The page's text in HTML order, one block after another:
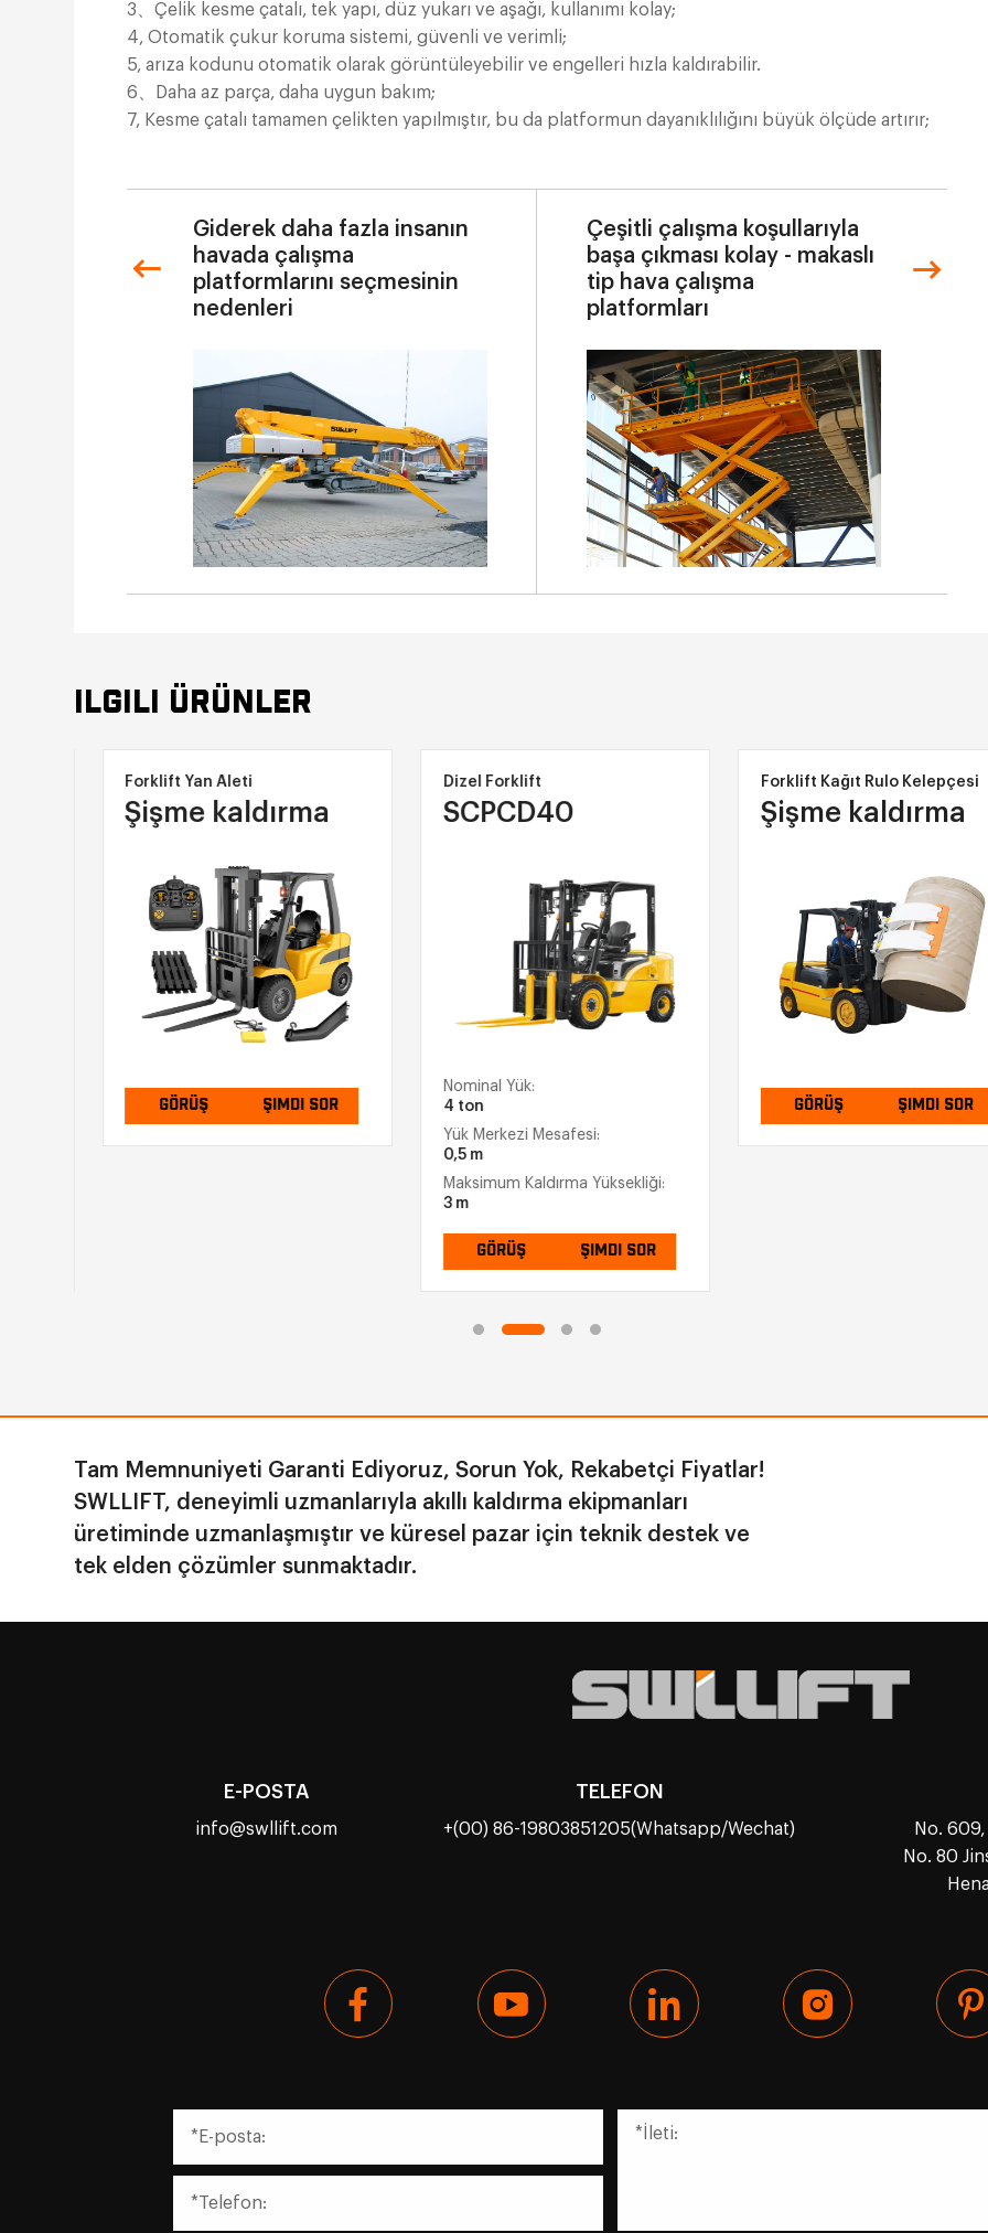
3、Çelik kesme çatalı, tek yapı, düz yukarı ve aşağı, kullanımı kolay;
4, Otomatik çukur koruma sistemi, güvenli ve verimli;
5, arıza kodunu otomatik olarak görüntüleyebilir ve engelleri hızla kaldırabilir.
6、Daha az parça, daha uygun bakım;
7, Kesme çatalı tamamen çelikten yapılmıştır, bu da platformun dayanıklılığını büyük ölçüde artırır;
Giderek daha fazla insanın
havada çalışma
platformlarını seçmesinin
nedenleri
Çeşitli çalışma koşullarıyla
başa çıkması kolay - makaslı
tip hava çalışma
platformları
ILGILI ÜRÜNLER
Forklift Yan Aleti
Şişme kaldırma
GÖRÜŞ ŞIMDI SOR
Dizel Forklift
SCPCD40
Nominal Yük:
4 ton
Yük Merkezi Mesafesi:
0,5 m
Maksimum Kaldırma Yüksekliği:
GÖRÜŞ ŞIMDI SOR
Forklift Kağıt Rulo Kelepçesi
Şişme kaldırma
GÖRÜŞ ŞIMDI SOR
Tam Memnuniyeti Garanti Ediyoruz, Sorun Yok, Rekabetçi Fiyatlar!
SWLLIFT, deneyimli uzmanlarıyla akıllı kaldırma ekipmanları
üretiminde uzmanlaşmıştır ve küresel pazar için teknik destek ve
tek elden çözümler sunmaktadır.
E-POSTA
info@swllift.com
TELEFON
+(00) 86-19803851205(Whatsapp/Wechat)
No.
No. 80